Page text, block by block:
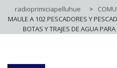
radioprimiciapelluhue >
MAULE A 102 PESCADORES Y
BOTAS Y TRAJES DE AGUA